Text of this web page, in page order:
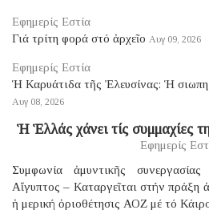
Εφημερίς Εστία
Γιά τρίτη φορά στό ἀρχεῖο Αυγ 09, 2026
Εφημερίς Εστία
Ἡ Καρυάτιδα τῆς Ἐλευσίνας: Ἡ
Αυγ 08, 2026
Ἡ Ἑλλάς χάνει τίς συμμαχίες
Εφημερίς
Συμφωνία ἀμυντικῆς
Αἴγυπτος – Καταργεῖται στήν
ἡ μερική ὁριοθέτησις ΑΟΖ μέ τό